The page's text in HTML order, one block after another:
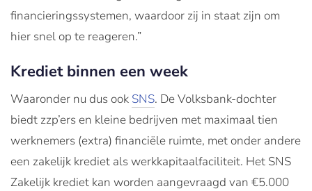
financieringssystemen, waardoor zij in staat zijn om
hier snel op te reageren.”
Krediet binnen een week
Waaronder nu dus ook SNS. De Volksbank-dochter
biedt zzp’ers en kleine bedrijven met maximaal tien
werknemers (extra) financiële ruimte, met onder andere
een zakelijk krediet als werkkapitaalfaciliteit. Het SNS
Zakelijk krediet kan worden aangevraagd van €5.000